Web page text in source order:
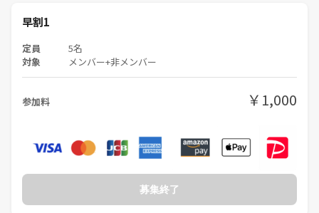
早割1
定員 5名
対象 メンバー+非メンバー
参加料 ￥1,000
募集終了